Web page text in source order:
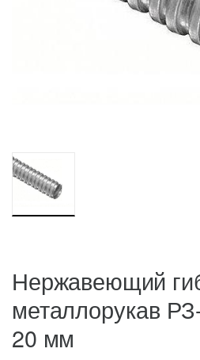
Нержавеющий
металлорукав
20 мм